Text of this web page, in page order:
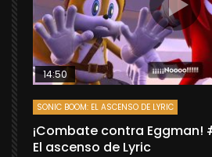
14:50
SONIC BOOM: EL ASCENSO DE LYRIC
¡Combate contra Eggman!
El ascenso de Lyric